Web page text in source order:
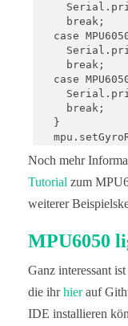
    break;
case
    break;
case
    break;
  }
switch
case
    break;
case
    break;
case
Noch mehr
Tutorial zum
weiterer
MPU6050
Ganz interessant
die ihrhierauf
IDE installieren